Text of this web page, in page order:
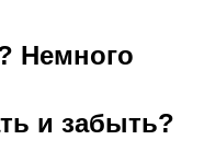
Немного
и забыть?